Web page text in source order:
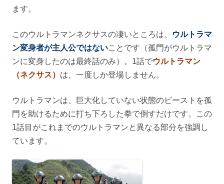
ます。
このウルトラマンネクサスの凄いところは、
ウルトラマ
ン変身者が主人公ではないことです（孤門がウルトラマ
ンに変身したのは最終話のみ）。1話でウルトラマン
（ネクサス） は、一度しか登場しません。
ウルトラマンは、巨大化していない状態のビーストを孤
門を助けるために打ち下ろした拳で倒すだけです。この
1話目がこれまでのウルトラマンと異なる部分を強調し
ています。